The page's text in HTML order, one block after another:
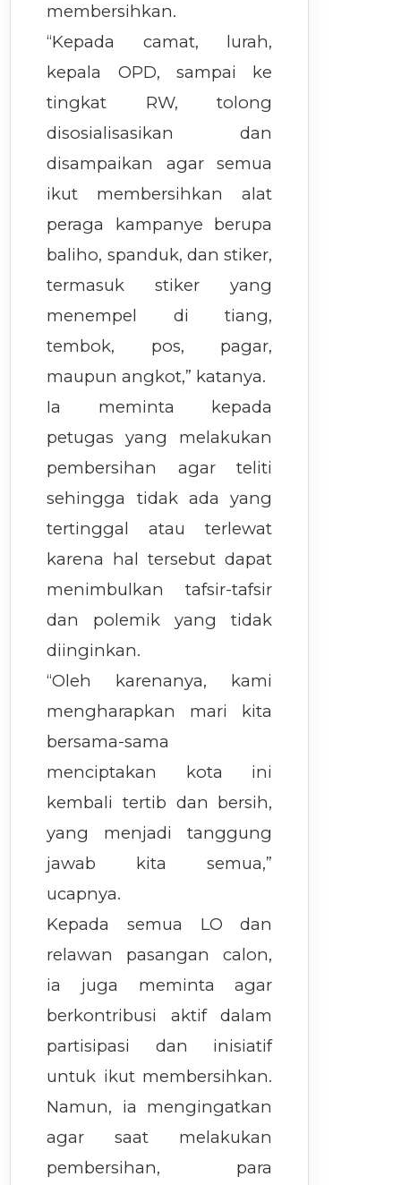
membersihkan.
“Kepada camat, lurah,
kepala OPD, sampai ke
tingkat RW, tolong
disosialisasikan dan
disampaikan agar semua
ikut membersihkan alat
peraga kampanye berupa
baliho, spanduk, dan stiker,
termasuk stiker yang
menempel di tiang,
tembok, pos, pagar,
maupun angkot,” katanya.
Ia meminta kepada
petugas yang melakukan
pembersihan agar teliti
sehingga tidak ada yang
tertinggal atau terlewat
karena hal tersebut dapat
menimbulkan tafsir-tafsir
dan polemik yang tidak
diinginkan.
“Oleh karenanya, kami
mengharapkan mari kita
bersama-sama
menciptakan kota ini
kembali tertib dan bersih,
yang menjadi tanggung
jawab kita semua,”
ucapnya.
Kepada semua LO dan
relawan pasangan calon,
ia juga meminta agar
berkontribusi aktif dalam
partisipasi dan inisiatif
untuk ikut membersihkan.
Namun, ia mengingatkan
agar saat melakukan
pembersihan, para